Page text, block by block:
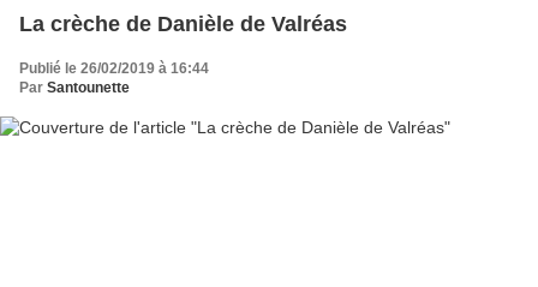
La crèche de Danièle de Valréas
Publié le 26/02/2019 à 16:44
Par Santounette